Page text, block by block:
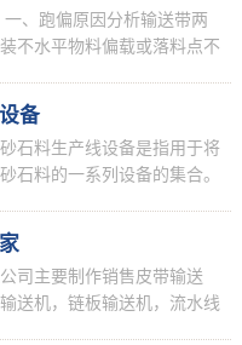
、跑偏原因分析输送带两
不水平物料偏载或落料点不
移托辊：将跑偏侧托辊向前
备
石料生产线设备是指用于将
石料的一系列设备的集合。
设备的功能各不相同，但协
司主要制作销售皮带输送
送机，链板输送机，流水线